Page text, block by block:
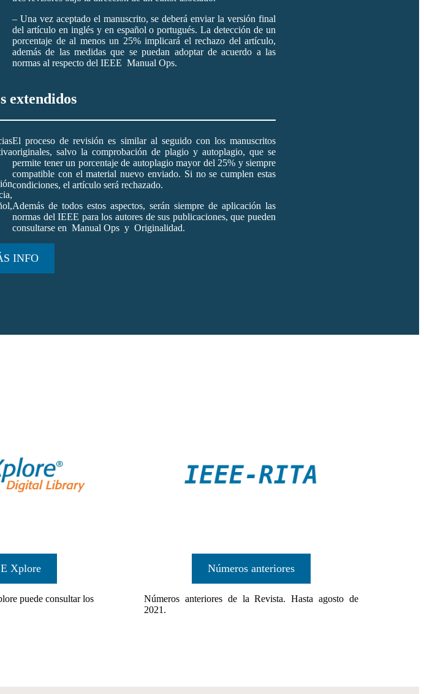
– Una vez aceptado el manuscrito, se deberá enviar la versión final
del artículo en inglés y en español o portugués. La detección de un
porcentaje de al menos un 25% implicará el rechazo del artículo,
además de las medidas que se puedan adoptar de acuerdo a las
normas al respecto del IEEE Manual Ops.
extendidos
El proceso de revisión es similar al seguido con los manuscritos
originales, salvo la comprobación de plagio y autoplagio, que se
permite tener un porcentaje de autoplagio mayor del 25% y siempre
compatible con el material nuevo enviado. Si no se cumplen estas
condiciones, el artículo será rechazado.
Además de todos estos aspectos, serán siempre de aplicación las
normas del IEEE para los autores de sus publicaciones, que pueden
consultarse en Manual Ops y Originalidad.
INFO
Xplore
puede consultar los
Números anteriores
Números anteriores de la Revista. Hasta agosto de
2021.